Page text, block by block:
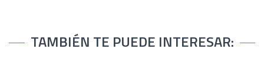
TAMBIÉN TE PUEDE INTERESAR: